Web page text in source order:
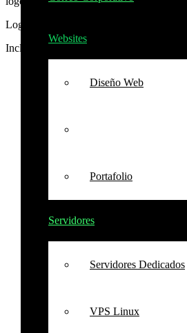
Websites
Diseño Web
Portafolio
Servidores
Servidores Dedicados
VPS Linux
Logo Express
Incluye